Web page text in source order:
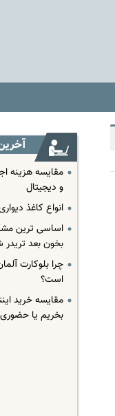
مقایسه هزینه
و دیجیتال
انواع کاغذ
اساسی ترین
بخون بعد تریدر
است؟
مقایسه خرید
بخریم یا